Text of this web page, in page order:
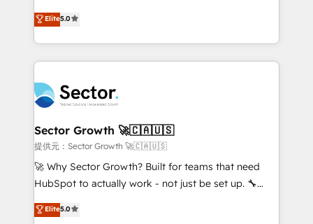
Oferecemos ainda agentes de IA especializados em
HubSpot que automatizam tarefas executam rotinas
empresas em 13 países utilizam a Nexforce. Somos
a maior parceira da HubSpot na América Latina e
líder no ranking global de sucesso do cliente da
HubSpot.
one of HubSpot's most experienced and technically
capable Agency Partners globally. We specialise in
complex CRM migrations, implementations,
integrations, custom CMS portal development,
businesses. Our teams are based in North America
and APAC. We are HubSpot's top-ranked Advanced
Implementation Certified Partner and we contribute
to their advisory council. We strive to do 'good work
with good people' and have worked with incredible
brands. You can see some of them on our website,
Elite5.0
Sector Growth 🚀🇨🇦🇺🇸
提供元：Sector Growth 🚀🇨🇦🇺🇸
🚀 Why Sector Growth? Built for teams that need
HubSpot to actually work - not just be set up. 🔧
HubSpot Experts: Onboarding, migrations,
automation, and training built for adoption. ⚡ Highly
Elite5.0